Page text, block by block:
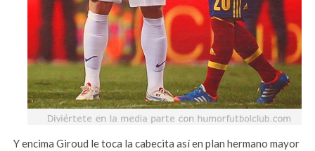
Y encima Giroud le toca la cabecita así en plan hermano mayor